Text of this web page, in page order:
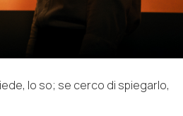
lo so; se cerco di spiegarlo,